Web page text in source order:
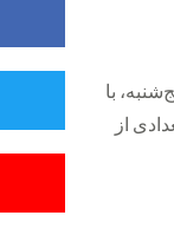
با
از